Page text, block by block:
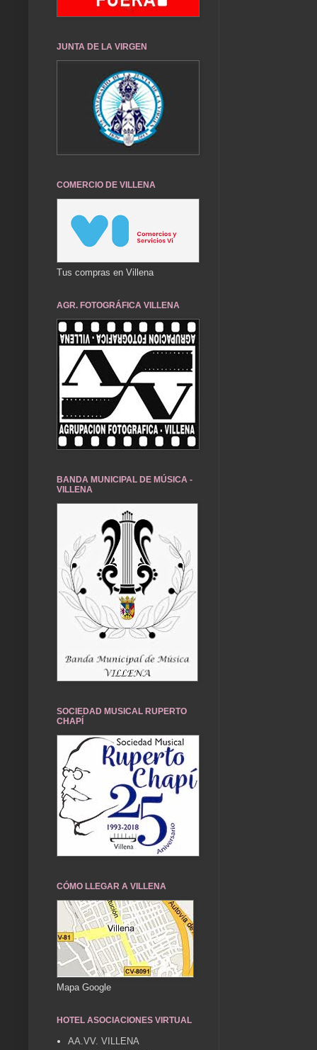
JUNTA DE LA VIRGEN
COMERCIO DE VILLENA
Tus compras en Villena
AGR. FOTOGRÁFICA VILLENA
BANDA MUNICIPAL DE MÚSICA -
VILLENA
SOCIEDAD MUSICAL RUPERTO
CHAPÍ
CÓMO LLEGAR A VILLENA
Mapa Google
HOTEL ASOCIACIONES VIRTUAL
AA.VV. VILLENA